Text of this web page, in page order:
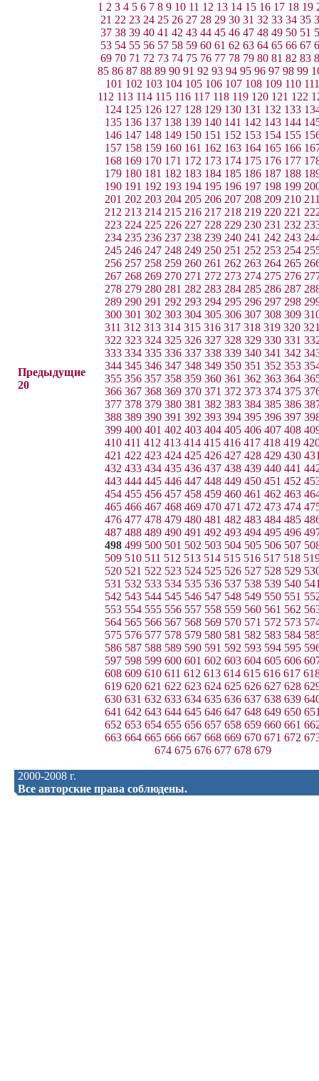
Предыдущие
20
1 2 3 4 5 6 7 8 9 10 11 12 13 14 15 16 17 18 19
21 22 23 24 25 26 27 28 29 30 31 32 33 34 35
37 38 39 40 41 42 43 44 45 46 47 48 49 50 51
53 54 55 56 57 58 59 60 61 62 63 64 65 66 67
69 70 71 72 73 74 75 76 77 78 79 80 81 82 83
85 86 87 88 89 90 91 92 93 94 95 96 97 98 99
101 102 103 104 105 106 107 108 109 110 111
112 113 114 115 116 117 118 119 120 121 122
124 125 126 127 128 129 130 131 132 133
135 136 137 138 139 140 141 142 143 144
146 147 148 149 150 151 152 153 154 155
157 158 159 160 161 162 163 164 165 166
168 169 170 171 172 173 174 175 176 177
179 180 181 182 183 184 185 186 187 188
190 191 192 193 194 195 196 197 198 199
201 202 203 204 205 206 207 208 209 210
212 213 214 215 216 217 218 219 220 221
223 224 225 226 227 228 229 230 231 232
234 235 236 237 238 239 240 241 242 243
245 246 247 248 249 250 251 252 253 254
256 257 258 259 260 261 262 263 264 265
267 268 269 270 271 272 273 274 275 276
278 279 280 281 282 283 284 285 286 287
289 290 291 292 293 294 295 296 297 298
300 301 302 303 304 305 306 307 308 309
311 312 313 314 315 316 317 318 319 320
322 323 324 325 326 327 328 329 330 331
333 334 335 336 337 338 339 340 341 342
344 345 346 347 348 349 350 351 352 353
355 356 357 358 359 360 361 362 363 364
366 367 368 369 370 371 372 373 374 375
377 378 379 380 381 382 383 384 385 386
388 389 390 391 392 393 394 395 396 397
399 400 401 402 403 404 405 406 407 408
410 411 412 413 414 415 416 417 418 419
421 422 423 424 425 426 427 428 429 430
432 433 434 435 436 437 438 439 440 441
443 444 445 446 447 448 449 450 451 452
454 455 456 457 458 459 460 461 462 463
465 466 467 468 469 470 471 472 473 474
476 477 478 479 480 481 482 483 484 485
487 488 489 490 491 492 493 494 495 496
498 499 500 501 502 503 504 505 506 507
509 510 511 512 513 514 515 516 517 518
520 521 522 523 524 525 526 527 528 529
531 532 533 534 535 536 537 538 539 540
542 543 544 545 546 547 548 549 550 551
553 554 555 556 557 558 559 560 561 562
564 565 566 567 568 569 570 571 572 573
575 576 577 578 579 580 581 582 583 584
586 587 588 589 590 591 592 593 594 595
597 598 599 600 601 602 603 604 605 606
608 609 610 611 612 613 614 615 616 617
619 620 621 622 623 624 625 626 627 628
630 631 632 633 634 635 636 637 638 639
641 642 643 644 645 646 647 648 649 650
652 653 654 655 656 657 658 659 660 661
663 664 665 666 667 668 669 670 671 672
674 675 676 677 678 679
2000-2008 г.
Все авторские права соблюдены.